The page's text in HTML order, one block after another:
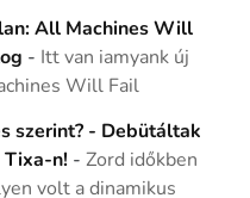
All Machines Will
- Itt van iamyank új
Will Fail
szerint? - Debütáltak
Tixa-n! -Zord időkben
volt a dinamikus